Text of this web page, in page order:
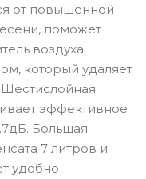
от повышенной
поможет
воздуха
который удаляет
Шестислойная
эффективное
Большая
7 литров и
удобно